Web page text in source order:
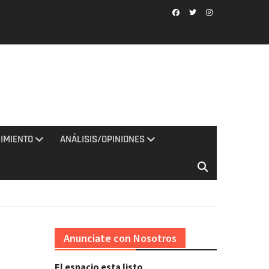
ANÁLISIS/OPINIONES
Anunciate con Nosotros
El espacio esta listo